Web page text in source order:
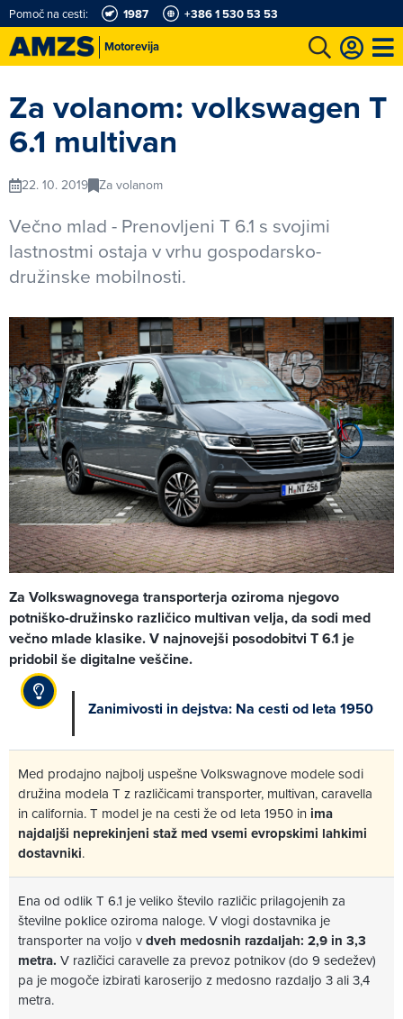
Motorevija
Pomoč na cesti: 1987 +386 1 530 53 53
Za volanom: volkswagen T
6.1 multivan
22. 10. 2019 Za volanom
Večno mlad - Prenovljeni T 6.1 s svojimi
lastnostmi ostaja v vrhu gospodarsko-
družinske mobilnosti.
Za Volkswagnovega transporterja oziroma njegovo
potniško-družinsko različico multivan velja, da sodi med
večno mlade klasike. V najnovejši posodobitvi T 6.1 je
pridobil še digitalne veščine.
Zanimivosti in dejstva: Na cesti od leta 1950
Med prodajno najbolj uspešne Volkswagnove modele sodi
družina modela T z različicami transporter, multivan, caravella
in california. T model je na cesti že od leta 1950 inima
najdaljši neprekinjeni staž med vsemi evropskimi lahkimi
dostavniki.
Ena od odlik T 6.1 je veliko število različic prilagojenih za
številne poklice oziroma naloge. V vlogi dostavnika je
transporter na voljo vdveh medosnih razdaljah: 2,9 in 3,3
metra. V različici caravelle za prevoz potnikov (do 9 sedežev)
pa je mogoče izbirati karoserijo z medosno razdaljo 3 ali 3,4
metra.